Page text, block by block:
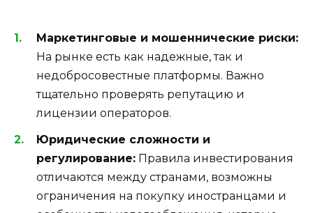
Маркетинговые и мошеннические риски:
На рынке есть как надежные, так и
недобросовестные платформы. Важно
тщательно проверять репутацию и
лицензии операторов.
Юридические сложности и
регулирование: Правила инвестирования
отличаются между странами, возможны
ограничения на покупку иностранцами и